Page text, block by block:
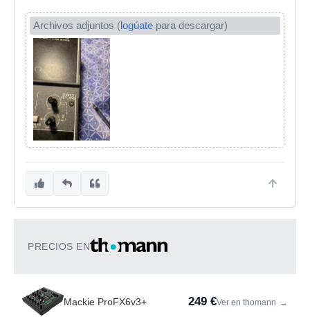
Archivos adjuntos (logúate para descargar)
PRECIOS EN
Mackie ProFX6v3+ 249 €Ver en thomann →